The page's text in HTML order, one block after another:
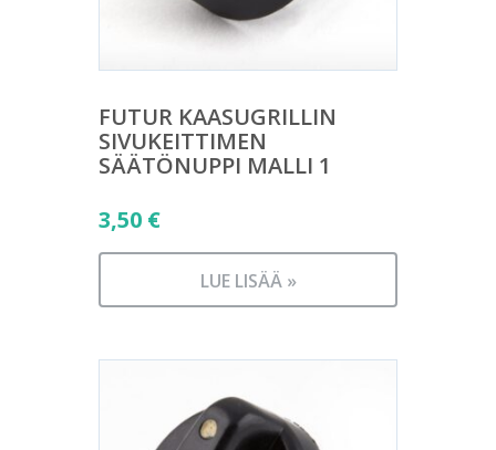
FUTUR KAASUGRILLIN
SIVUKEITTIMEN
SÄÄTÖNUPPI MALLI 1
3,50 €
LUE LISÄÄ »